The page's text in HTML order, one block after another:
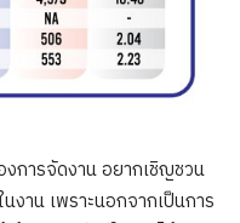
งการจัดงาน อยากเชิญชวน
งาน เพราะนอกจากเป็นการ